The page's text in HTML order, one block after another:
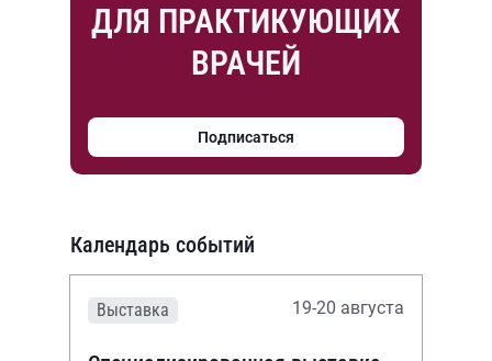
ДЛЯ ПРАКТИКУЮЩИХ
ВРАЧЕЙ
Подписаться
Календарь событий
Выставка 19-20 августа